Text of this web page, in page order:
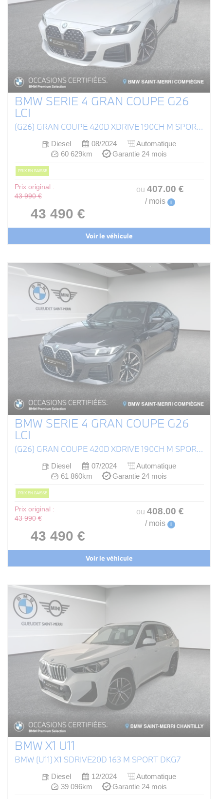
BMW SERIE 4 GRAN COUPE G26
LCI
(G26) GRAN COUPE 420D XDRIVE 190CH M SPORT BVA8
Diesel 08/2024
Automatique
60 629km
Garantie 24 mois
PRIX EN BAISSE
Prix original :
43 990 €
43 490 €
ou 407.00 €
/ mois i
Voir le véhicule
BMW SERIE 4 GRAN COUPE G26
LCI
(G26) GRAN COUPE 420D XDRIVE 190CH M SPORT BVA8
Diesel 07/2024
Automatique
61 860km
Garantie 24 mois
PRIX EN BAISSE
Prix original :
43 990 €
43 490 €
ou 408.00 €
/ mois i
Voir le véhicule
BMW X1 U11
BMW (U11) X1 SDRIVE20D 163 M SPORT DKG7
Diesel 12/2024
Automatique
39 096km
Garantie 24 mois